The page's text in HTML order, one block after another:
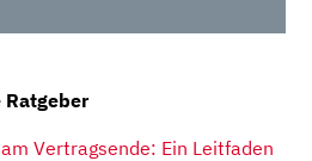
Ratgeber
Vertragsende: Ein Leitfaden